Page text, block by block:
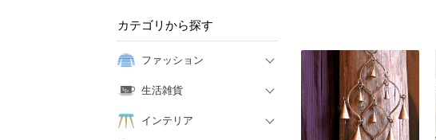
カテゴリから探す
ファッション
生活雑貨
インテリア